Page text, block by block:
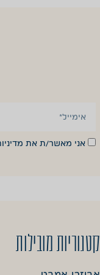
אני מאשר/ת את
קטגוריות מובילות